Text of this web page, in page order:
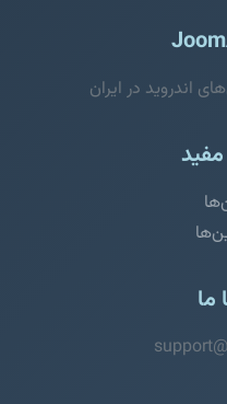
اندروید در ایران
ما